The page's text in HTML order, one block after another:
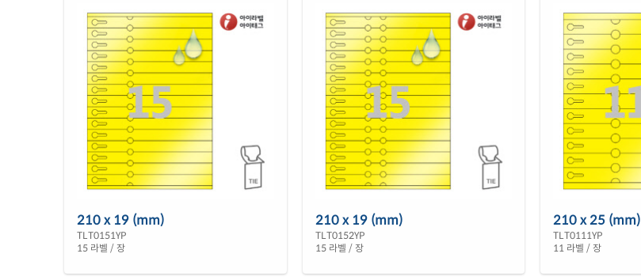
210 x 19 (mm)
TLT0151YP
15 라벨 / 장
210 x 19 (mm)
TLT0152YP
15 라벨 / 장
210 x 25 (mm)
TLT0111YP
11 라벨 / 장